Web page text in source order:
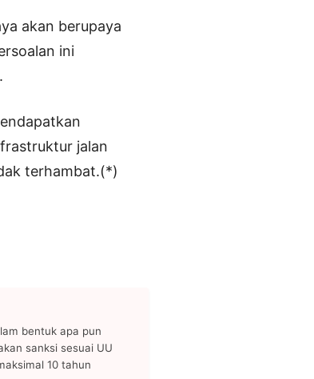
akan berupaya
ini
jalan
terhambat.(*)
bentuk apa pun
sanksi sesuai UU
10 tahun